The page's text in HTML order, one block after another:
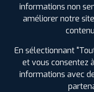
AVIS
Étiquetage
informations non
améliorer notre
En sélectionnant
et vous consentez
informations avec